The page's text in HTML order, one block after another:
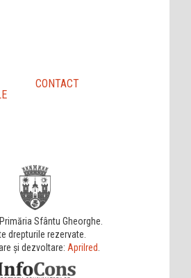
CONTACT
Sfântu Gheorghe.
drepturile rezervate.
și dezvoltare: Aprilred